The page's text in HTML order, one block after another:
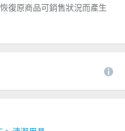
復原商品可銷售狀況而產生